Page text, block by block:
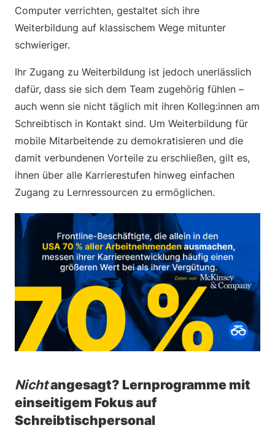
Computer verrichten, gestaltet sich ihre
Weiterbildung auf klassischem Wege mitunter
schwieriger.
Ihr Zugang zu Weiterbildung ist jedoch unerlässlich
dafür, dass sie sich dem Team zugehörig fühlen –
auch wenn sie nicht täglich mit ihren Kolleg:innen am
Schreibtisch in Kontakt sind. Um Weiterbildung für
mobile Mitarbeitende zu demokratisieren und die
damit verbundenen Vorteile zu erschließen, gilt es,
ihnen über alle Karrierestufen hinweg einfachen
Zugang zu Lernressourcen zu ermöglichen.
Nichtangesagt? Lernprogramme mit
einseitigem Fokus auf
Schreibtischpersonal